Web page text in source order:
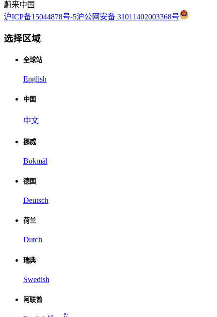
蔚来中国
沪ICP备15044878号-5沪公网安备 31011402003368号
选择区域
全球站
English
中国
中文
挪威
Bokmål
德国
Deutsch
荷兰
Dutch
瑞典
Swedish
阿联酋